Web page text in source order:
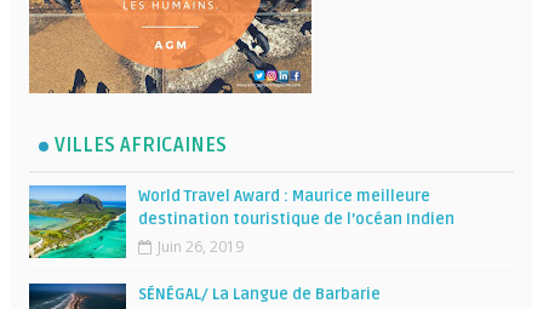
VILLES AFRICAINES
World Travel Award : Maurice meilleure
destination touristique de l’océan Indien
Juin 26, 2019
SÉNÉGAL/ La Langue de Barbarie